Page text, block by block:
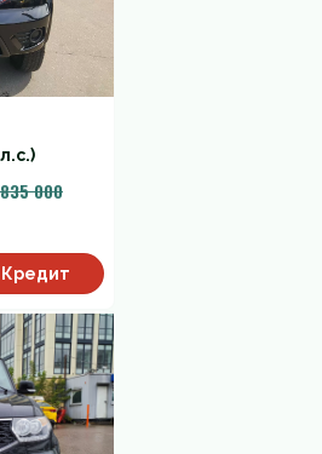
000
Кредит